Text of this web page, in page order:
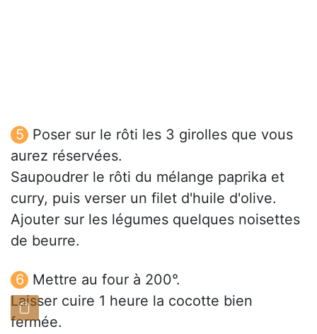
Poser sur le rôti les 3 girolles que vous
aurez réservées.
Saupoudrer le rôti du mélange paprika et
curry, puis verser un filet d'huile d'olive.
Ajouter sur les légumes quelques noisettes
de beurre.
Mettre au four à 200°.
Laisser cuire 1 heure la cocotte bien
fermée.